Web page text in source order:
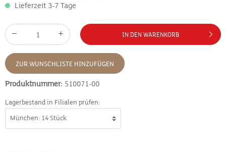
Lieferzeit 3-7 Tage
IN DEN WARENKORB
ZUR WUNSCHLISTE HINZUFÜGEN
Produktnummer: 510071-00
Lagerbestand in Filialen prüfen: